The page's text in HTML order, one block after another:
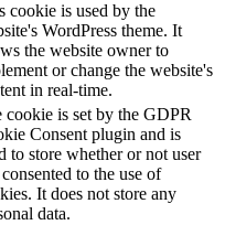
cookie is used by the
WordPress theme. It
the website owner to
or change the website's
in real-time.
cookie is set by the GDPR
Consent plugin and is
to store whether or not user
to the use of
It does not store any
data.